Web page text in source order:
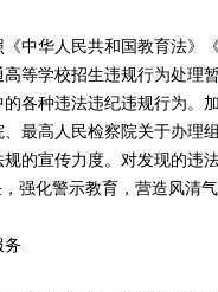
华人民共和国教育法》
等学校招生违规行为处理
各种违法违纪违规行为。
最高人民检察院关于办理
的宣传力度。对发现的违
强化警示教育，营造风清